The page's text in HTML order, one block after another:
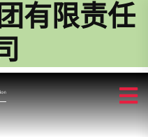
有限责任